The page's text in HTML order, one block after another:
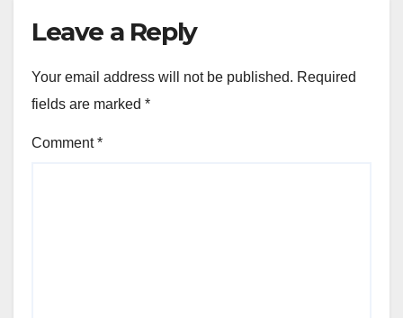
Leave a Reply
Your email address will not be published. Required
fields are marked *
Comment*